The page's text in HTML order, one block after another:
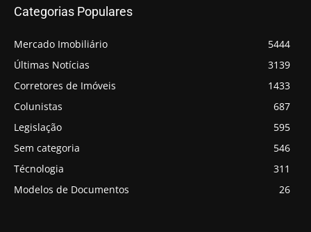
Categorias Populares
Mercado Imobiliário
5444
Últimas Notícias
3139
Corretores de Imóveis
1433
Colunistas
687
Legislação
595
Sem categoria
546
Técnologia
311
Modelos de Documentos
26